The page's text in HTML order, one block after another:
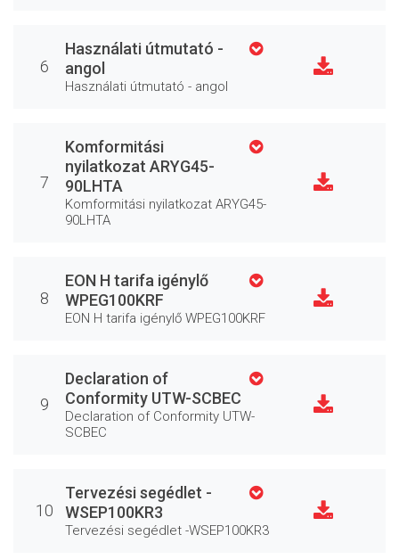
6
Használati útmutató -
angol
Használati útmutató - angol
7
Komformitási
nyilatkozat ARYG45-
90LHTA
Komformitási nyilatkozat ARYG45-
90LHTA
8
EON H tarifa igénylő
WPEG100KRF
EON H tarifa igénylő WPEG100KRF
9
Declaration of
Conformity UTW-SCBEC
Declaration of Conformity UTW-
SCBEC
10
Tervezési segédlet -
WSEP100KR3
Tervezési segédlet -WSEP100KR3